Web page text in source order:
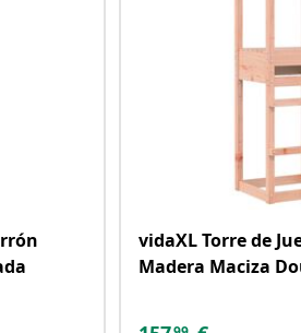
vidaXL Torre de
Madera Maciza